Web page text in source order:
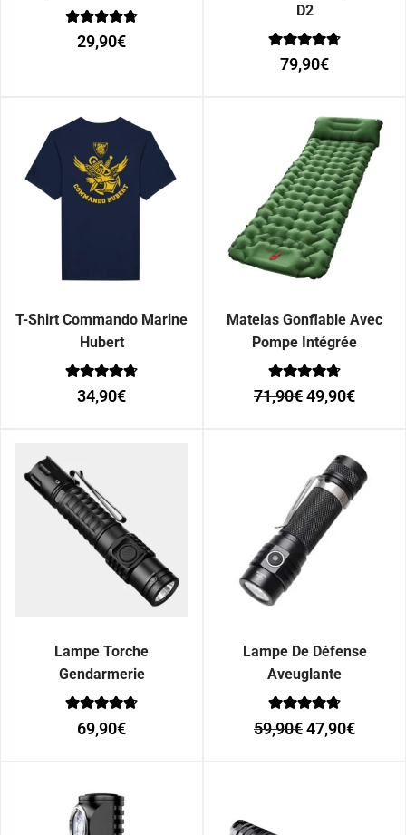
Note
0
29,90€
D2
Note
0
79,90€
T-Shirt Commando Marine
Hubert
Note
0
34,90€
Matelas Gonflable Avec
Pompe Intégrée
Note
0
71,90€49,90€
Lampe Torche
Gendarmerie
Note
0
69,90€
Lampe De Défense
Aveuglante
Note
0
59,90€47,90€